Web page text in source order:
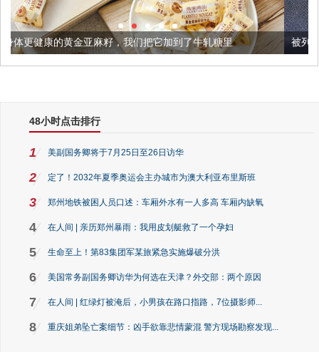
籽，我们把它加到了牛轧糖里 被列入佛家七宝的它到底有
48小时点击排行
1 美副国务卿将于7月25日至26日访华
2 定了！2032年夏季奥运会主办城市为澳大利亚布里斯班
3 郑州地铁被困人员口述：车厢外水有一人多高 车厢内缺氧
4 在人间 | 亲历郑州暴雨：我用皮划艇救了一个孕妇
5 生命至上！第83集团军某旅紧急实施爆破分洪
6 美国常务副国务卿访华为何选在天津？外交部：两个原因
7 在人间 | 红绿灯被淹后，小男孩在路口指路，7位摄影师...
8 重庆姐弟坠亡案细节：凶手欲靠悲情蒙混 警方现场勘察发现...